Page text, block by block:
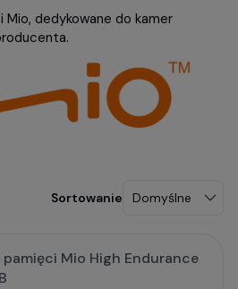
dedykowane do kamer
pamięci Mio High Endurance